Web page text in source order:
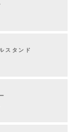
スタンド